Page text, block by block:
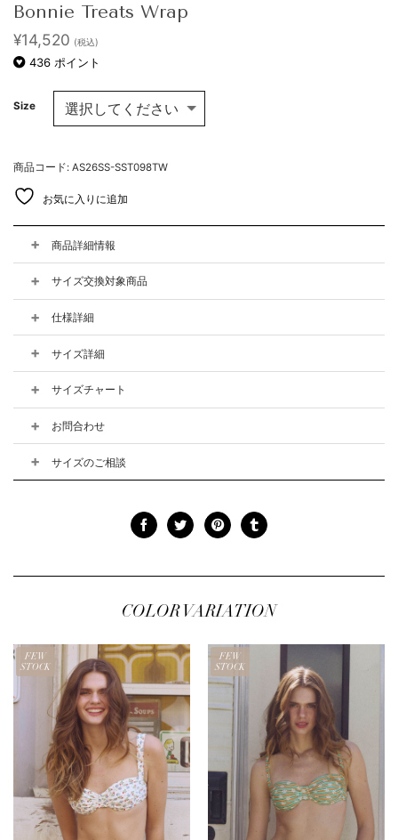
Bonnie Treats Wrap
¥14,520 (税込)
436ポイント
Size
商品コード: AS26SS-SST098TW
お気に入りに追加
商品詳細情報
サイズ交換対象商品
仕様詳細
サイズ詳細
サイズチャート
お問合わせ
サイズのご相談
COLOR VARIATION
FEW
STOCK
FEW
STOCK